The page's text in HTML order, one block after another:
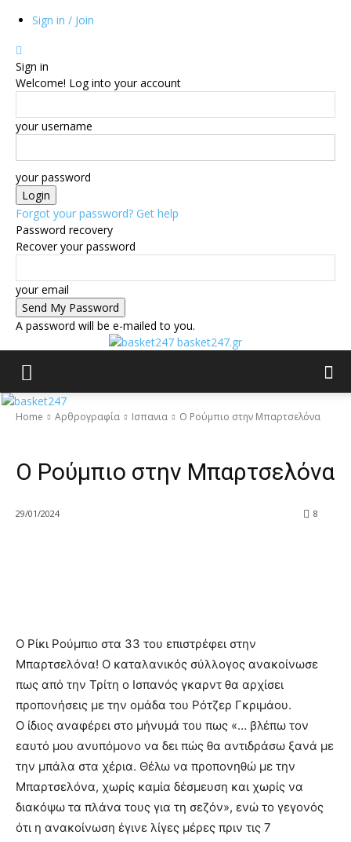
Sign in / Join
Sign in
Welcome! Log into your account
your username
your password
Forgot your password? Get help
Password recovery
Recover your password
your email
A password will be e-mailed to you.
basket247.gr
Home Αρθρογραφία Ισπανια Ο Ρούμπιο στην Μπαρτσελόνα
Ο Ρούμπιο στην Μπαρτσελόνα
29/01/2024 8
Ο Ρίκι Ρούμπιο στα 33 του επιστρέφει στην
Μπαρτσελόνα! Ο καταλανικός σύλλογος ανακοίνωσε
πως από την Τρίτη ο Ισπανός γκαρντ θα αρχίσει
προπονήσεις με την ομάδα του Ρότζερ Γκριμάου.
O ίδιος αναφέρει στο μήνυμά του πως «… βλέπω τον
εαυτό μου ανυπόμονο να δει πώς θα αντιδράσω ξανά με
την μπάλα στα χέρια. Θέλω να προπονηθώ με την
Μπαρτσελόνα, χωρίς καμία δέσμευση και χωρίς να
διακόψω τα πλάνα τους για τη σεζόν», ενώ το γεγονός
ότι η ανακοίνωση έγινε λίγες μέρες πριν τις 7